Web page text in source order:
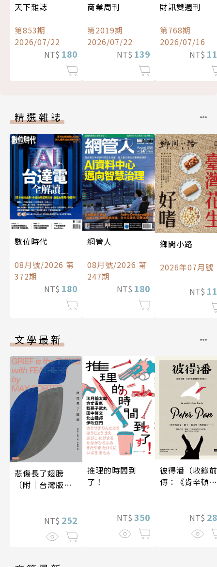
天下雜誌
第853期
2026/07/22
NT$ 180
商業周刊
第2019期
2026/07/22
NT$ 139
財訊雙週刊
第768期
2026/07/16
NT$
精選雜誌
數位時代
08月號/2026 第
372期
NT$ 180
網管人
08月號/2026 第
247期
NT$ 180
鄉間小路
2026年07月號
NT$
文學最新
悲傷長了翅膀
〔附｜台灣版獨
NT$ 252
推理的時間到
了！
NT$ 350
彼得潘（收錄前
傳：《肯辛頓花
NT$